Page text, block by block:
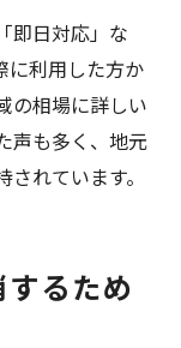
即日対応」な
に利用した方か
の相場に詳しい
声も多く、地元
れています。
るため